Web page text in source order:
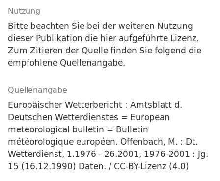
Nutzung
Bitte beachten Sie bei der weiteren Nutzung
dieser Publikation die hier aufgeführte Lizenz.
Zum Zitieren der Quelle finden Sie folgend die
empfohlene Quellenangabe.
Quellenangabe
Europäischer Wetterbericht : Amtsblatt d.
Deutschen Wetterdienstes = European
meteorological bulletin = Bulletin
météorologique européen. Offenbach, M. : Dt.
Wetterdienst, 1.1976 - 26.2001, 1976-2001 : Jg.
15 (16.12.1990) Daten. / CC-BY-Lizenz (4.0)